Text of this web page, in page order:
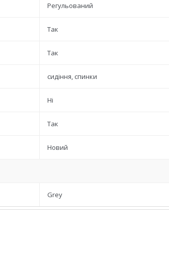
Регульований
Так
Так
сидіння, спинки
Ні
Так
Новий
Grey